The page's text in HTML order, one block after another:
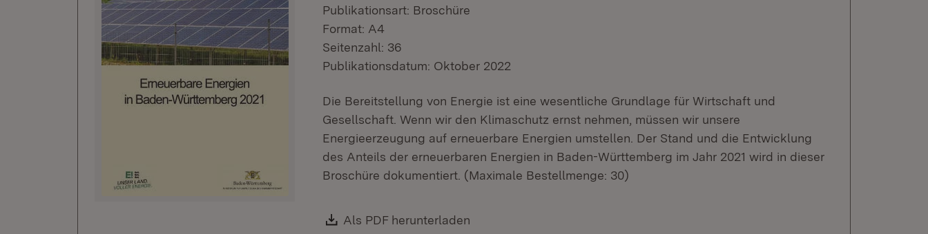
Publikationsart: Broschüre
Format: A4
Seitenzahl: 36
Publikationsdatum: Oktober 2022
Die Bereitstellung von Energie ist eine wesentliche Grundlage für Wirtschaft und
Gesellschaft. Wenn wir den Klimaschutz ernst nehmen, müssen wir unsere
Energieerzeugung auf erneuerbare Energien umstellen. Der Stand und die Entwicklung
des Anteils der erneuerbaren Energien in Baden-Württemberg im Jahr 2021 wird in dieser
Broschüre dokumentiert. (Maximale Bestellmenge: 30)
Download:
Als PDF herunterladen